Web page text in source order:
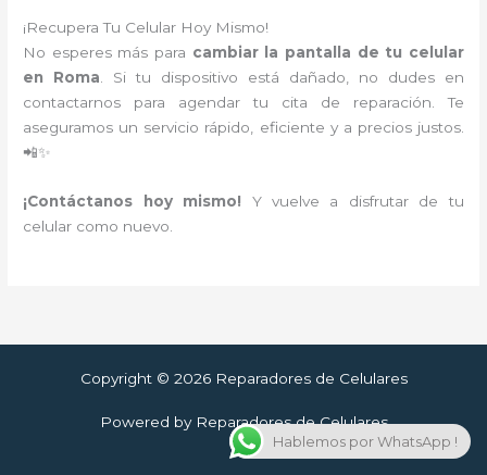
¡Recupera Tu Celular Hoy Mismo!
No esperes más para cambiar la pantalla de tu celular
en Roma. Si tu dispositivo está dañado, no dudes en
contactarnos para agendar tu cita de reparación. Te
aseguramos un servicio rápido, eficiente y a precios justos.
📲✨
¡Contáctanos hoy mismo! Y vuelve a disfrutar de tu
celular como nuevo.
Copyright © 2026 Reparadores de Celulares
Powered by Reparadores de Celulares
Hablemos por WhatsApp !